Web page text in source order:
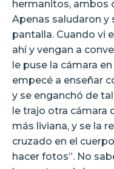
hermanitos, ambos
Apenas saludaron y
pantalla. Cuando vi
ahí y vengan a
le puse la cámara
empecé a enseñar
y se enganchó de
le trajo otra cámara
más liviana, y se la
cruzado en el
hacer fotos”. No